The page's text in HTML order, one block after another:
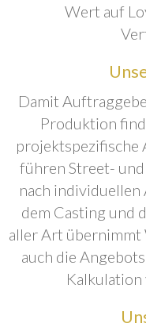
Wert auf
Damit
Produktion
projektspezifische
führen Street-
nach
dem Casting und
aller Art übernimmt
auch die